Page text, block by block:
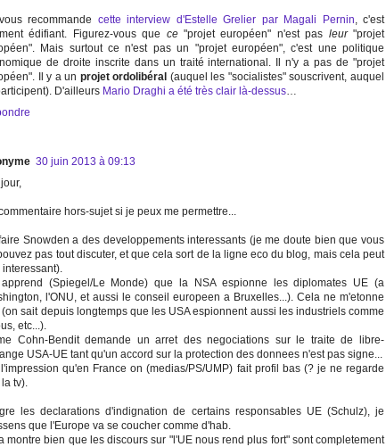
recommande cette interview d'Estelle Grelier par Magali Pernin, c'est
édifiant. Figurez-vous que ce"projet européen" n'est pas leur"projet
Mais surtout ce n'est pas un "projet européen", c'est une politique
de droite inscrite dans un traité international. Il n'y a pas de "projet
Il y a un projet ordolibéral (auquel les "socialistes" souscrivent, auquel
D'ailleurs Mario Draghi a été très clair là-dessus…
30 juin 2013 à 09:13
hors-sujet si je peux me permettre...
Snowden a des developpements interessants (je me doute bien que vous
pas tout discuter, et que cela sort de la ligne eco du blog, mais cela peut
interessant).
(Spiegel/Le Monde) que la NSA espionne les diplomates UE (a
l'ONU, et aussi le conseil europeen a Bruxelles...). Cela ne m'etonne
sait depuis longtemps que les USA espionnent aussi les industriels comme
etc...).
Cohn-Bendit demande un arret des negociations sur le traite de libre-
USA-UE tant qu'un accord sur la protection des donnees n'est pas signe...
qu'en France on (medias/PS/UMP) fait profil bas (? je ne regarde
tv).
les declarations d'indignation de certains responsables UE (Schulz), je
que l'Europe va se coucher comme d'hab.
montre bien que les discours sur "l'UE nous rend plus fort" sont completement